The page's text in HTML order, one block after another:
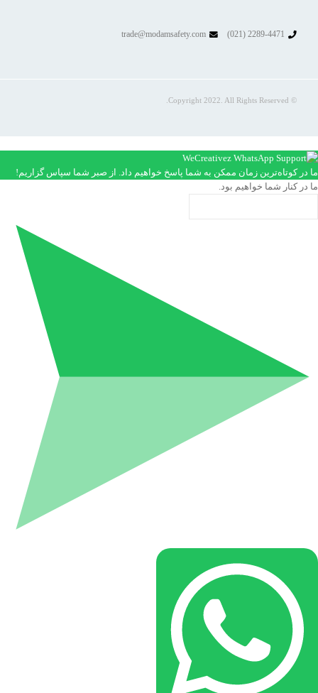
trade@modamsafety.com
© Copyright 2022. All Rights Reserved.
ما در کوتاه‌ترین زمان ممکن به شما پاسخ خواهیم داد. از صبر شما سپاس گزاریم!
ما در کنار شما خواهیم بود.